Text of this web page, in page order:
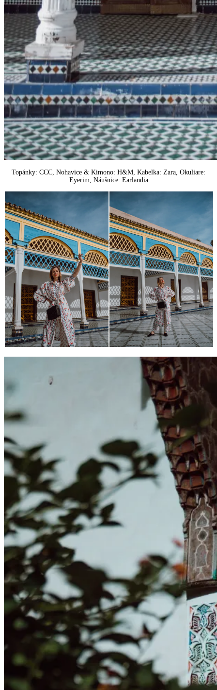
Topánky: CCC, Nohavice & Kimono: H&M, Kabelka: Zara, Okuliare:
Eyerim, Náušnice: Earlandia